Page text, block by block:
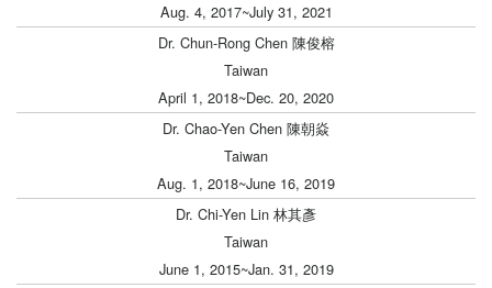
Aug. 4, 2017~July 31, 2021
Dr. Chun-Rong Chen 陳俊榕
Taiwan
April 1, 2018~Dec. 20, 2020
Dr. Chao-Yen Chen 陳朝焱
Taiwan
Aug. 1, 2018~June 16, 2019
Dr. Chi-Yen Lin 林其彥
Taiwan
June 1, 2015~Jan. 31, 2019